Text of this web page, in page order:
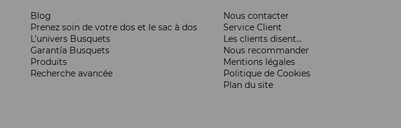
Blog
Prenez soin de votre dos et le sac à dos
L’univers Busquets
Garantía Busquets
Produits
Recherche avancée
Nous contacter
Service Client
Les clients disent...
Nous recommander
Mentions légales
Politique de Cookies
Plan du site